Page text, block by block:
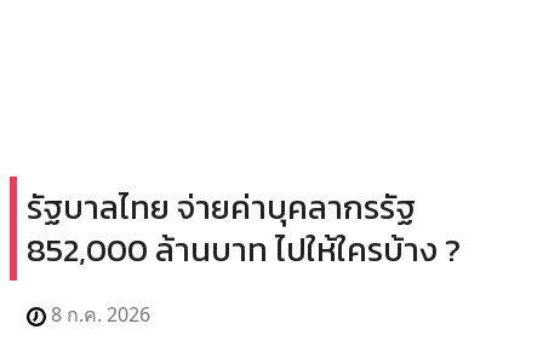
รัฐบาลไทย จ่ายค่าบุคลากรรัฐ
852,000 ล้านบาท ไปให้ใครบ้าง ?
8 ก.ค. 2026